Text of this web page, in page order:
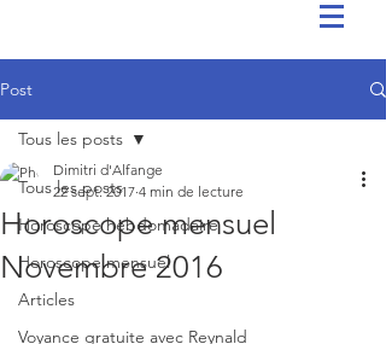
Post
Tous les posts
Horoscope hebdomadaire
Horoscope mensuel
Articles
Voyance gratuite avec Reynald
Tous les posts
Horoscope mensuel
Novembre 2016
Dimitri d'Alfange
22 sept. 2017 4 min de lecture